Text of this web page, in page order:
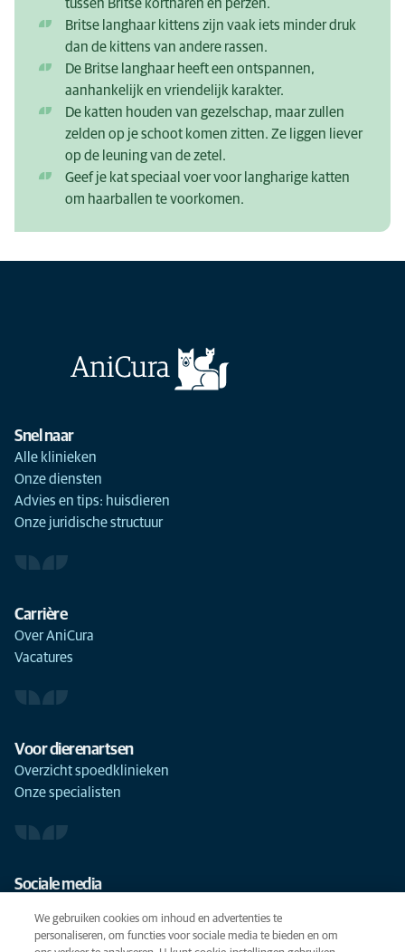
tussen Britse kortharen en perzen.
Britse langhaar kittens zijn vaak iets minder druk
dan de kittens van andere rassen.
De Britse langhaar heeft een ontspannen,
aanhankelijk en vriendelijk karakter.
De katten houden van gezelschap, maar zullen
zelden op je schoot komen zitten. Ze liggen liever
op de leuning van de zetel.
Geef je kat speciaal voer voor langharige katten
om haarballen te voorkomen.
Snel naar
Alle klinieken
Onze diensten
Advies en tips: huisdieren
Onze juridische structuur
Carrière
Over AniCura
Vacatures
Voor dierenartsen
Overzicht spoedklinieken
Onze specialisten
Sociale media
We gebruiken cookies om inhoud en advertenties te
personaliseren, om functies voor sociale media te bieden en om